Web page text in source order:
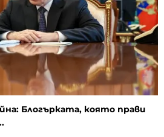
Блогърката, която прави